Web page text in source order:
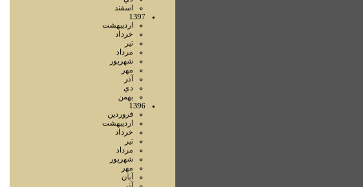
اسفند
1397
ارديبهشت
خرداد
تير
مرداد
شهريور
مهر
آذر
دي
بهمن
1396
فروردين
ارديبهشت
خرداد
تير
مرداد
شهريور
مهر
آبان